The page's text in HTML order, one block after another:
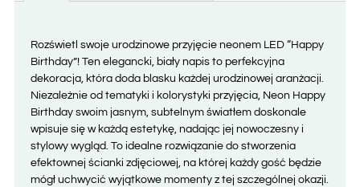
Rozświetl swoje urodzinowe przyjęcie neonem LED “Happy
Birthday”! Ten elegancki, biały napis to perfekcyjna
dekoracja, która doda blasku każdej urodzinowej aranżacji.
Niezależnie od tematyki i kolorystyki przyjęcia, Neon Happy
Birthday swoim jasnym, subtelnym światłem doskonale
wpisuje się w każdą estetykę, nadając jej nowoczesny i
stylowy wygląd. To idealne rozwiązanie do stworzenia
efektownej ścianki zdjęciowej, na której każdy gość będzie
mógł uchwycić wyjątkowe momenty z tej szczególnej okazji.